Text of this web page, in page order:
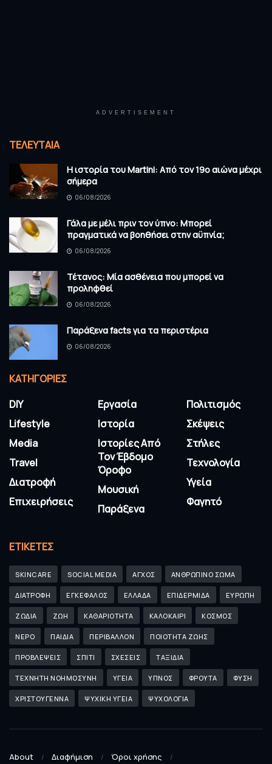
ADVERTISEMENT
ΤΕΛΕΥΤΑΊΑ
Η ιστορία του Martini: Από τον 19ο αιώνα μέχρι
σήμερα
06/08/2026
Γάλα με μέλι πριν τον ύπνο: Μπορεί
πραγματικά να βοηθήσει στην αϋπνία;
06/08/2026
Τέτανος: Μία ασθένεια που μπορεί να
προληφθεί
06/08/2026
Παράξενα facts για τα περιστέρια
06/08/2026
KΑΤΗΓΟΡΊΕΣ
DIY
Lifestyle
Media
Travel
Διατροφή
Επιχειρήσεις
Εργασία
Ιστορία
Ιστορίες Από
Τον Έβδομο
Όροφο
Μουσική
Παράξενα
Πολιτισμός
Σκέψεις
Στήλες
Τεχνολογία
Υγεία
Φαγητό
ΕΤΙΚΈΤΕΣ
SKINCARE SOCIAL MEDIA ΑΓΧΟΣ ΑΝΘΡΩΠΙΝΟ ΣΩΜΑ
ΔΙΑΤΡΟΦΗ ΕΓΚΕΦΑΛΟΣ ΕΛΛΑΔΑ ΕΠΙΔΕΡΜΙΔΑ ΕΥΡΩΠΗ
ΖΩΔΙΑ ΖΩΗ ΚΑΘΑΡΙΟΤΗΤΑ ΚΑΛΟΚΑΙΡΙ ΚΟΣΜΟΣ
ΝΕΡΟ ΠΑΙΔΙΑ ΠΕΡΙΒΑΛΛΟΝ ΠΟΙΟΤΗΤΑ ΖΩΗΣ
ΠΡΟΒΛΕΨΕΙΣ ΣΠΙΤΙ ΣΧΕΣΕΙΣ ΤΑΞΙΔΙΑ
ΤΕΧΝΗΤΗ ΝΟΗΜΟΣΥΝΗ ΥΓΕΙΑ ΥΠΝΟΣ ΦΡΟΥΤΑ ΦΥΣΗ
ΧΡΙΣΤΟΥΓΕΝΝΑ ΨΥΧΙΚΗ ΥΓΕΙΑ ΨΥΧΟΛΟΓΙΑ
About Διαφήμιση Όροι χρήσης